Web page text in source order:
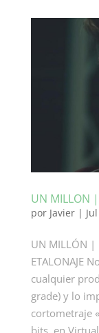
UN MILLON |
por Javier|
UN MILLÓN |
ETALONAJE
cualquier
grade) y lo
cortometraje
bits, en